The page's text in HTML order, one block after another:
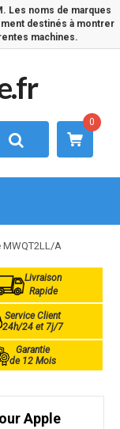
Les noms de marques
destinés à montrer
machines.
0
MWQT2LL/A
Livraison
Rapide
Service Client
24h/24 et 7j/7
Garantie
de 12 Mois
Apple